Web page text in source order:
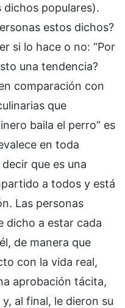
populares).
estos dichos?
si lo hace o no: “Por
una tendencia?
comparación con
que
baila el perro” es
en toda
que es una
a todos y está
Las personas
dicho a estar cada
de manera que
con la vida real,
aprobación tácita,
al final, le dieron su